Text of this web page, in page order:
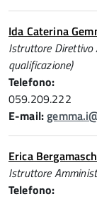
Ida Caterina
Istruttore Direttivo
qualificazione)
Telefono:
059.209.222
E-mail:
Erica
Istruttore
Telefono: